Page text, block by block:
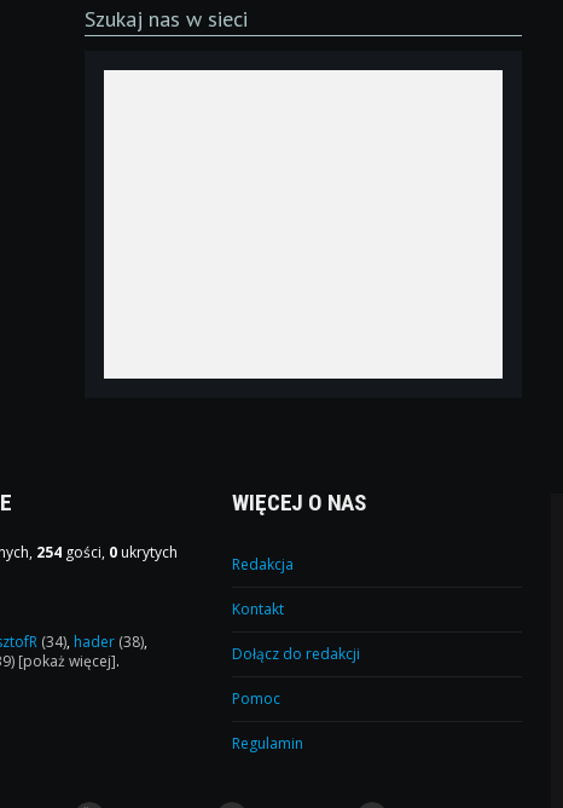
Szukaj nas w sieci
254 gości, 0 ukrytych
(34), hader (38),
[pokaż więcej].
WIĘCEJ O NAS
Redakcja
Kontakt
Dołącz do redakcji
Pomoc
Regulamin